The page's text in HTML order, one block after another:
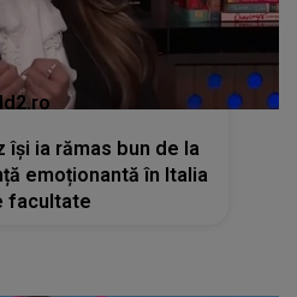
ia rămas bun de la
emoționantă în Italia
facultate